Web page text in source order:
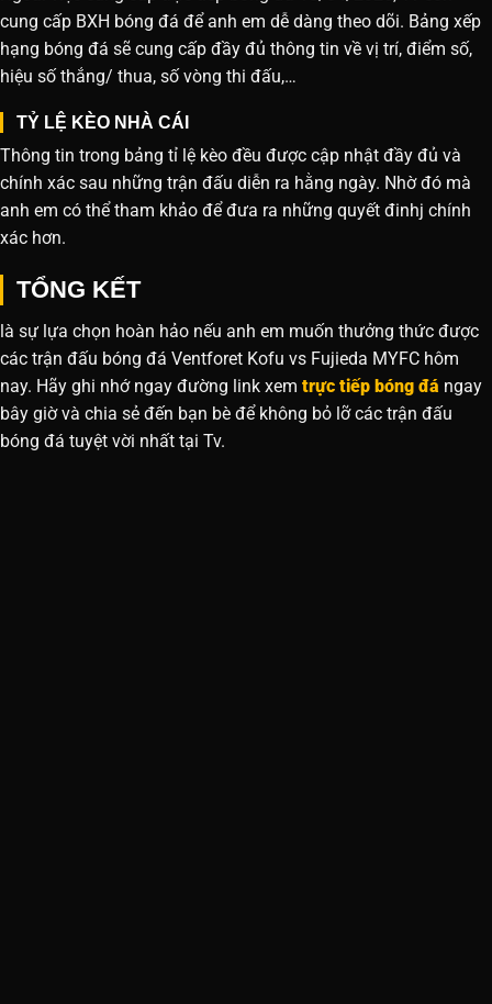
cung cấp BXH bóng đá để anh em dễ dàng theo dõi. Bảng xếp
hạng bóng đá sẽ cung cấp đầy đủ thông tin về vị trí, điểm số,
hiệu số thắng/ thua, số vòng thi đấu,…
TỶ LỆ KÈO NHÀ CÁI
Thông tin trong bảng tỉ lệ kèo đều được cập nhật đầy đủ và
chính xác sau những trận đấu diễn ra hằng ngày. Nhờ đó mà
anh em có thể tham khảo để đưa ra những quyết đinhj chính
xác hơn.
TỔNG KẾT
là sự lựa chọn hoàn hảo nếu anh em muốn thưởng thức được
các trận đấu bóng đá Ventforet Kofu vs Fujieda MYFC hôm
nay. Hãy ghi nhớ ngay đường link xem trực tiếp bóng đá ngay
bây giờ và chia sẻ đến bạn bè để không bỏ lỡ các trận đấu
bóng đá tuyệt vời nhất tại Tv.